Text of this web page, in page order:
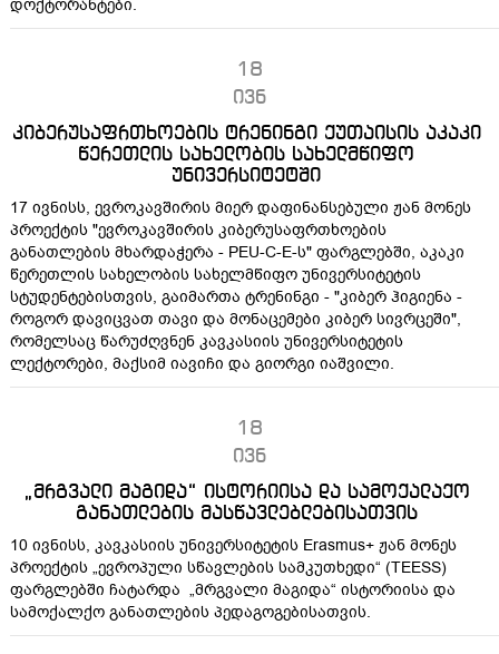
დოქტორანტები.
18
ივნ
კიბერუსაფრთხოების ტრენინგი ქუთაისის აკაკი
წერეთლის სახელობის სახელმწიფო
უნივერსიტეტში
17 ივნისს, ევროკავშირის მიერ დაფინანსებული ჟან მონეს
პროექტის "ევროკავშირის კიბერუსაფრთხოების
განათლების მხარდაჭერა - PEU-C-E-ს" ფარგლებში, აკაკი
წერეთლის სახელობის სახელმწიფო უნივერსიტეტის
სტუდენტებისთვის, გაიმართა ტრენინგი - "კიბერ ჰიგიენა -
როგორ დავიცვათ თავი და მონაცემები კიბერ სივრცეში",
რომელსაც წარუძღვნენ კავკასიის უნივერსიტეტის
ლექტორები, მაქსიმ იავიჩი და გიორგი იაშვილი.
18
ივნ
„მრგვალი მაგიდა“ ისტორიისა და სამოქალაქო
განათლების მასწავლებლებისათვის
10 ივნისს, კავკასიის უნივერსიტეტის Erasmus+ ჟან მონეს
პროექტის „ევროპული სწავლების სამკუთხედი“ (TEESS)
ფარგლებში ჩატარდა „მრგვალი მაგიდა“ ისტორიისა და
სამოქალქო განათლების პედაგოგებისათვის.